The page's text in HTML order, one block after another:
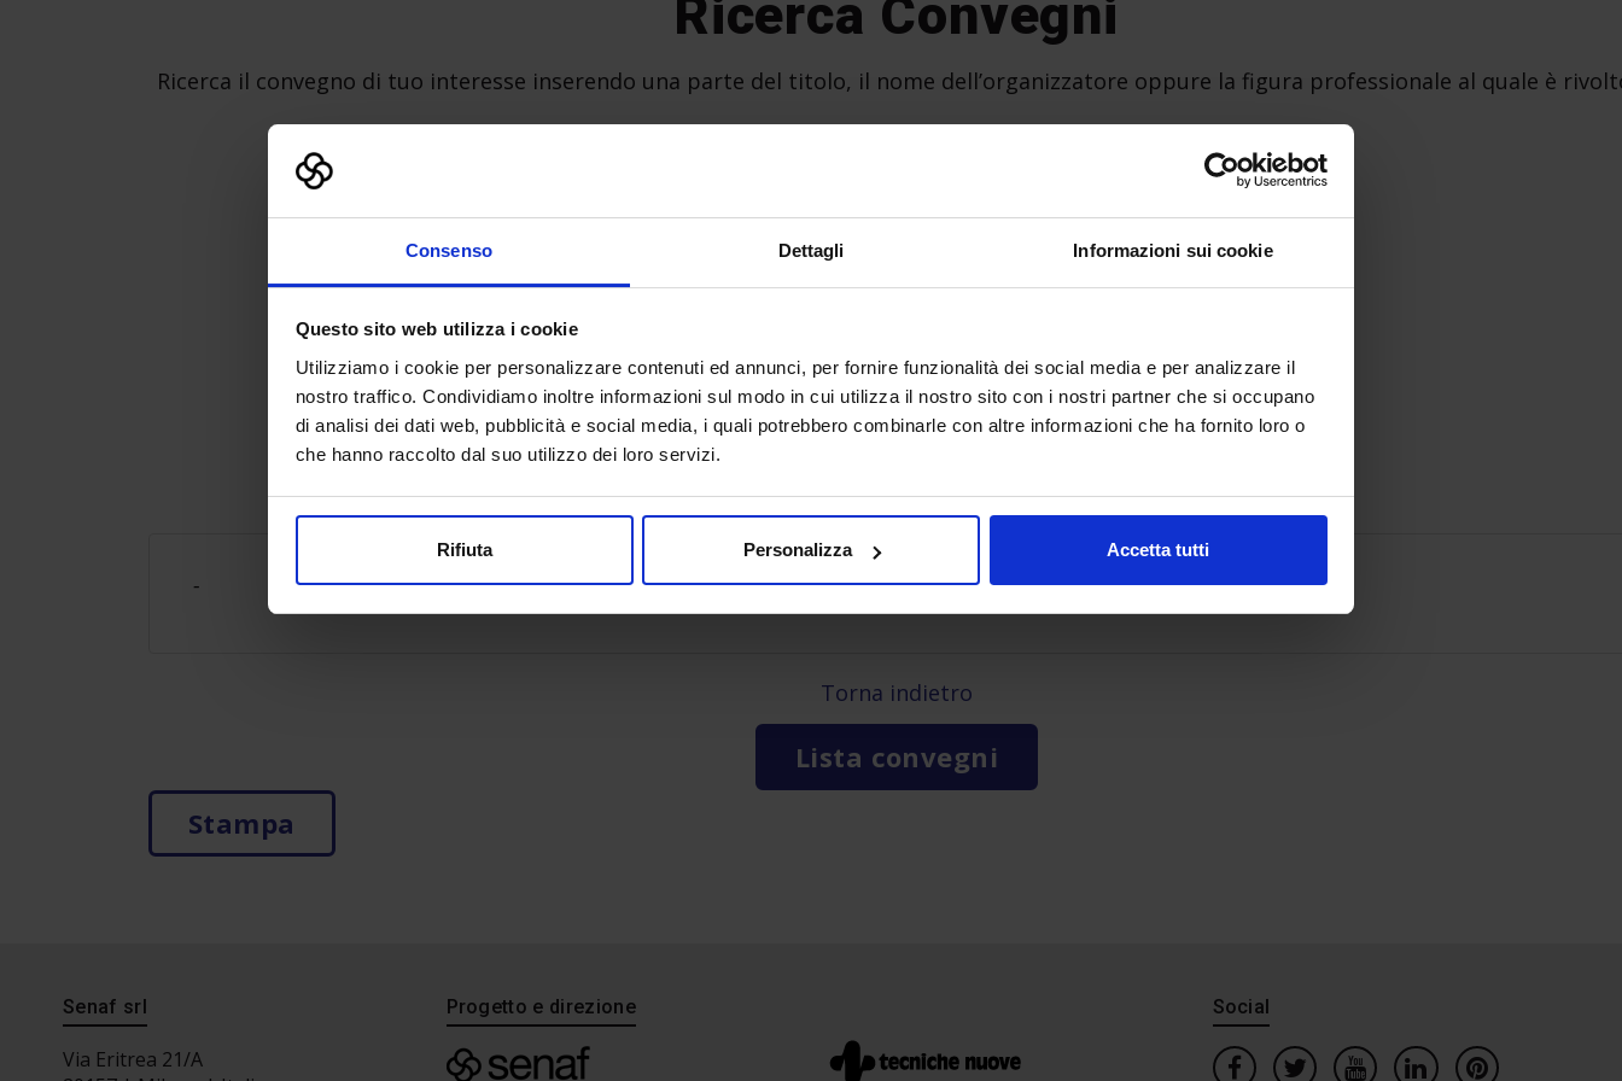
Consenso Dettagli Informazioni sui cookie
Questo sito web utilizza i cookie
Utilizziamo i cookie per personalizzare contenuti ed annunci, per fornire funzionalità dei social media e per analizzare il
nostro traffico. Condividiamo inoltre informazioni sul modo in cui utilizza il nostro sito con i nostri partner che si occupano
di analisi dei dati web, pubblicità e social media, i quali potrebbero combinarle con altre informazioni che ha fornito loro o
che hanno raccolto dal suo utilizzo dei loro servizi.
Rifiuta Personalizza Accetta tutti
Ricerca Convegni
Ricerca il convegno di tuo interesse inserendo una parte del titolo, il nome dell’organizzatore oppure la figura professionale al quale è
Programma convegni:
01/01/1970
-
Torna indietro
Lista convegni
Stampa
Senaf srl
Via Eritrea 21/A
Progetto e direzione Social